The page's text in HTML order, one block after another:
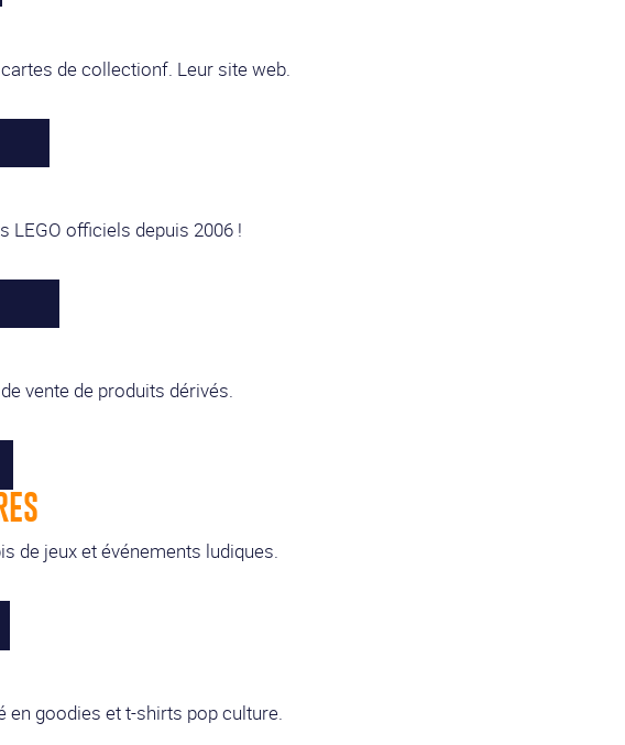
de collectionf. Leur site web.
LEGO officiels depuis 2006 !
vente de produits dérivés.
de jeux et événements ludiques.
goodies et t-shirts pop culture.